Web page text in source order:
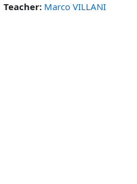
Teacher: Marco VILLANI